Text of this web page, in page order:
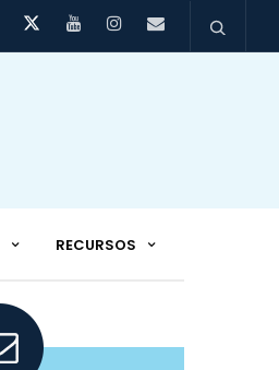
RECURSOS